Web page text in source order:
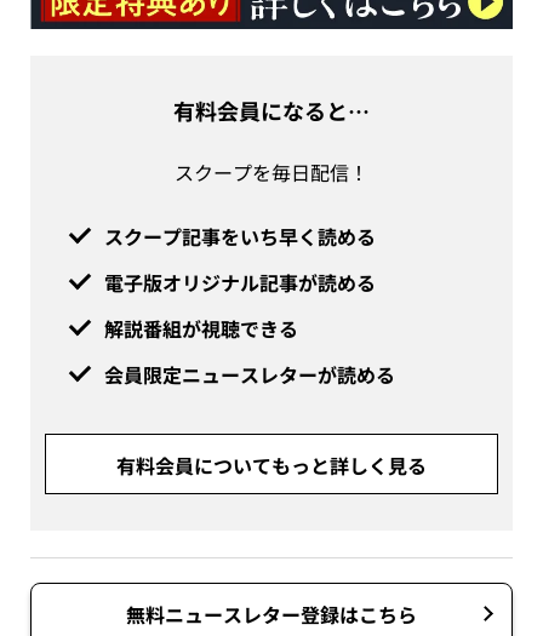
有料会員になると…
スクープを毎日配信！
スクープ記事をいち早く読める
電子版オリジナル記事が読める
解説番組が視聴できる
会員限定ニュースレターが読める
有料会員についてもっと詳しく見る
無料ニュースレター登録はこちら